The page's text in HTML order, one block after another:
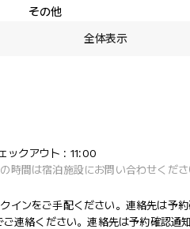
その他
全体表示
ックアウト : 11:00
時間は宿泊施設にお問い合わせくださ
インをご手配ください。連絡先は予
連絡ください。連絡先は予約確認通